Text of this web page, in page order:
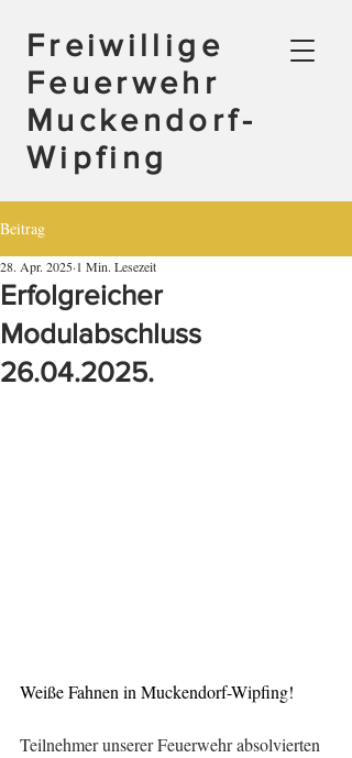
Freiwillige
Feuerwehr
Muckendorf-
Wipfing
Beitrag
Erfolgreicher
Modulabschluss
26.04.2025.
28. Apr. 2025 1 Min. Lesezeit
Weiße Fahnen in Muckendorf-Wipfing!
Teilnehmer unserer Feuerwehr absolvierten